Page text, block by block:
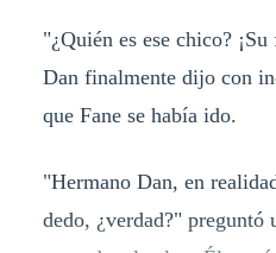
"¿Quién es ese chico?
Dan finalmente dijo con
que Fane se había ido.
"Hermano Dan, en
dedo, ¿verdad?" preguntó